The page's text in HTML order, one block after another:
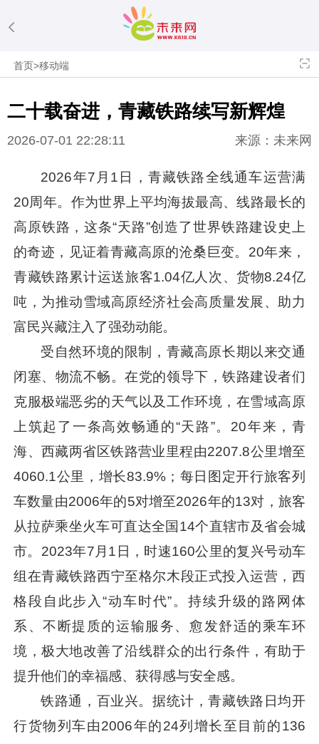
首页>移动端
二十载奋进，青藏铁路续写新辉煌
2026-07-01 22:28:11 来源：未来网
2026年7月1日，青藏铁路全线通车运营满
20周年。作为世界上平均海拔最高、线路最长的
高原铁路，这条“天路”创造了世界铁路建设史上
的奇迹，见证着青藏高原的沧桑巨变。20年来，
青藏铁路累计运送旅客1.04亿人次、货物8.24亿
吨，为推动雪域高原经济社会高质量发展、助力
富民兴藏注入了强劲动能。
受自然环境的限制，青藏高原长期以来交通
闭塞、物流不畅。在党的领导下，铁路建设者们
克服极端恶劣的天气以及工作环境，在雪域高原
上筑起了一条高效畅通的“天路”。20年来，青
海、西藏两省区铁路营业里程由2207.8公里增至
4060.1公里，增长83.9%；每日图定开行旅客列
车数量由2006年的5对增至2026年的13对，旅客
从拉萨乘坐火车可直达全国14个直辖市及省会城
市。2023年7月1日，时速160公里的复兴号动车
组在青藏铁路西宁至格尔木段正式投入运营，西
格段自此步入“动车时代”。持续升级的路网体
系、不断提质的运输服务、愈发舒适的乘车环
境，极大地改善了沿线群众的出行条件，有助于
提升他们的幸福感、获得感与安全感。
铁路通，百业兴。据统计，青藏铁路日均开
行货物列车由2006年的24列增长至目前的136